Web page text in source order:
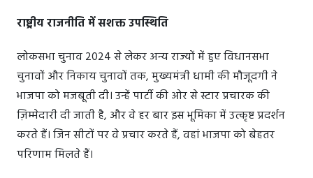
राष्ट्रीय राजनीति में सशक्त उपस्थिति
लोकसभा चुनाव 2024 से लेकर अन्य राज्यों में हुए विधानसभा
चुनावों और निकाय चुनावों तक, मुख्यमंत्री धामी की मौजूदगी ने
भाजपा को मजबूती दी। उन्हें पार्टी की ओर से स्टार प्रचारक की
ज़िम्मेदारी दी जाती है, और वे हर बार इस भूमिका में उत्कृष्ट प्रदर्शन
करते हैं। जिन सीटों पर वे प्रचार करते हैं, वहां भाजपा को बेहतर
परिणाम मिलते हैं।